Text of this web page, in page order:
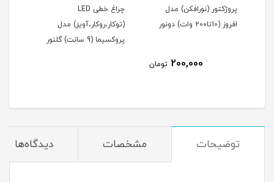
پروژکتور (نورافکن) مدل
افروز (10تا200 وات) دونور
200,000 تومان
چراغ خطی LED
(توکار،روکار،آویز) مدل
پروکسیما (9 سانت) گلنور
توضیحات مشخصات دیدگاه‌ها